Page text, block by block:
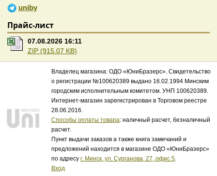
uniby
Прайс-лист
07.08.2026 16:11
ZIP (915.07 KB)
Владелец магазина: ОДО «ЮниБразерс». Свидетельство
о регистрации №100620389 выдано 16.02.1994 Минским
городским исполнительным комитетом. УНП 100620389.
Интернет-магазин зарегистрирован в Торговом реестре
28.06.2016.
Способы оплаты товара: наличный расчет, безналичный
расчет.
Пункт выдачи заказов а также книга замечаний и
предложений находится в магазине ОДО «ЮниБразерс»
по адресу г. Минск, ул. Сурганова, 27, офис 5.
Вход